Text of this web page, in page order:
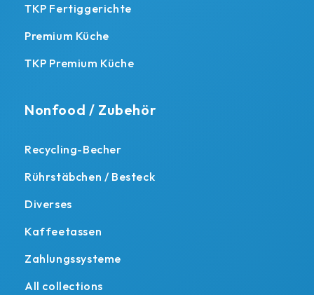
TKP Fertiggerichte
Premium Küche
TKP Premium Küche
Nonfood / Zubehör
Recycling-Becher
Rührstäbchen / Besteck
Diverses
Kaffeetassen
Zahlungssysteme
All collections